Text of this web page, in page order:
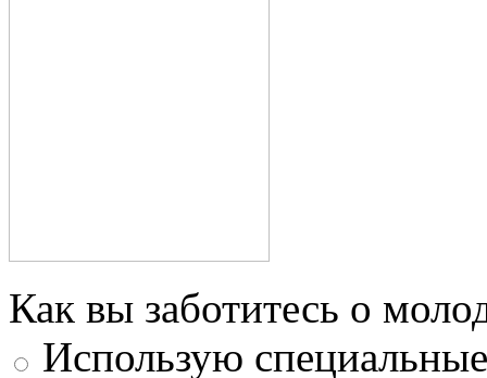
Как вы заботитесь о
Использую